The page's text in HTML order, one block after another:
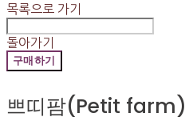
목록으로 가기
돌아가기
구매하기
쁘띠팜(Petit farm)